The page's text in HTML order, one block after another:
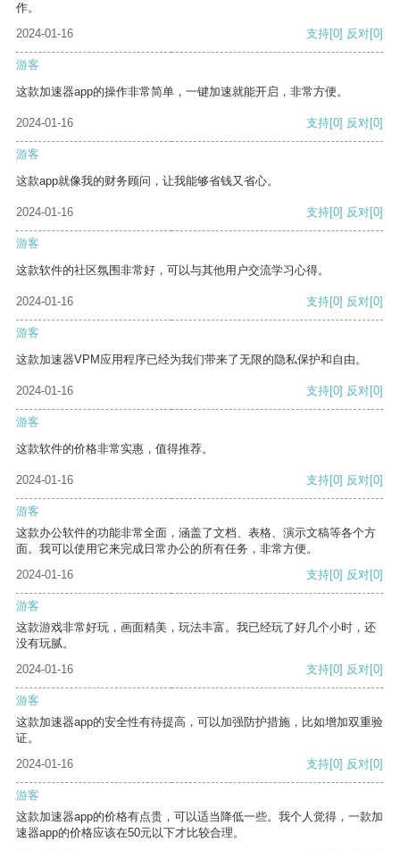
作。
2024-01-16
支持[0] 反对[0]
游客
这款加速器app的操作非常简单，一键加速就能开启，非常方便。
2024-01-16 支持[0] 反对[0]
游客
这款app就像我的财务顾问，让我能够省钱又省心。
2024-01-16 支持[0] 反对[0]
游客
这款软件的社区氛围非常好，可以与其他用户交流学习心得。
2024-01-16 支持[0] 反对[0]
游客
这款加速器VPM应用程序已经为我们带来了无限的隐私保护和自由。
2024-01-16 支持[0] 反对[0]
游客
这款软件的价格非常实惠，值得推荐。
2024-01-16 支持[0] 反对[0]
游客
这款办公软件的功能非常全面，涵盖了文档、表格、演示文稿等各个方
面。我可以使用它来完成日常办公的所有任务，非常方便。
2024-01-16
支持[0] 反对[0]
游客
这款游戏非常好玩，画面精美，玩法丰富。我已经玩了好几个小时，还
没有玩腻。
2024-01-16
支持[0] 反对[0]
游客
这款加速器app的安全性有待提高，可以加强防护措施，比如增加双重验
证。
2024-01-16
支持[0] 反对[0]
游客
这款加速器app的价格有点贵，可以适当降低一些。我个人觉得，一款加
速器app的价格应该在50元以下才比较合理。